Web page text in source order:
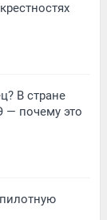
В стране
— почему это